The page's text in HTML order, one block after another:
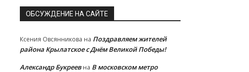
ОБСУЖДЕНИЕ НА САЙТЕ
Ксения Овсянникова на Поздравляем жителей
района Крылатское с Днём Великой Победы!
Александр Букреевна В московском метро